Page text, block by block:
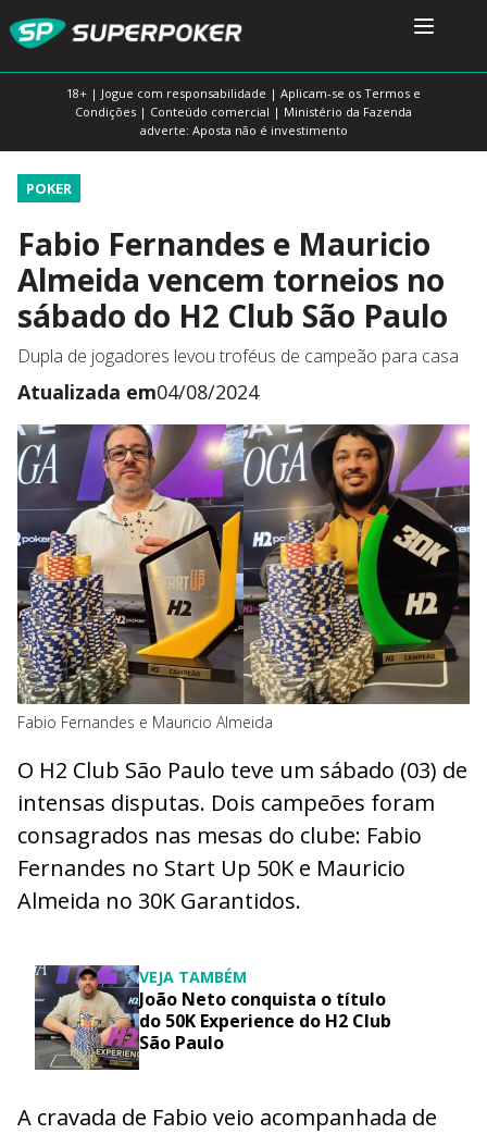
18+ | Jogue com responsabilidade | Aplicam-se os Termos e
Condições | Conteúdo comercial | Ministério da Fazenda
adverte: Aposta não é investimento
POKER
Fabio Fernandes e Mauricio
Almeida vencem torneios no
sábado do H2 Club São Paulo
Dupla de jogadores levou troféus de campeão para casa
Atualizada em04/08/2024
Fabio Fernandes e Mauricio Almeida
O H2 Club São Paulo teve um sábado (03) de
intensas disputas. Dois campeões foram
consagrados nas mesas do clube: Fabio
Fernandes no Start Up 50K e Mauricio
Almeida no 30K Garantidos.
VEJA TAMBÉM
João Neto conquista o título
do 50K Experience do H2 Club
São Paulo
A cravada de Fabio veio acompanhada de